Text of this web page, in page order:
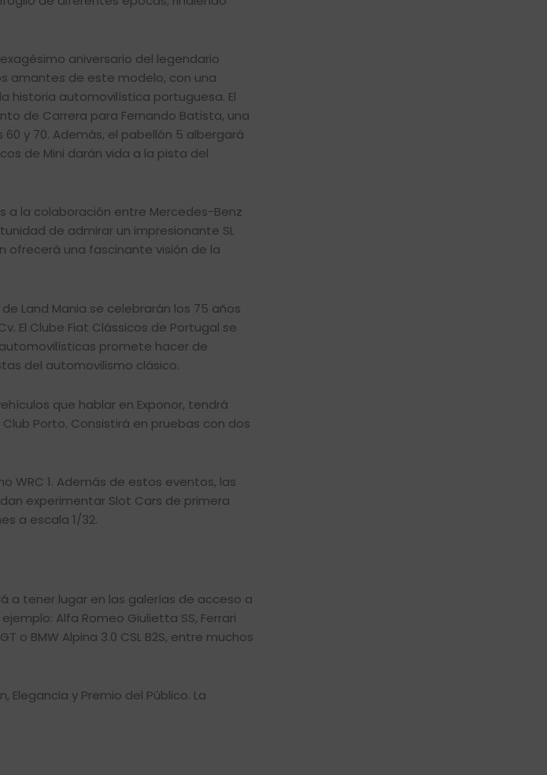
aniversario del legendario
amantes de este modelo, con una
historia automovilística portuguesa. El
de Carrera para Fernando Batista, una
y 70. Además, el pabellón 5 albergará
de Mini darán vida a la pista del
a la colaboración entre Mercedes-Benz
de admirar un impresionante SL
ofrecerá una fascinante visión de la
Land Mania se celebrarán los 75 años
El Clube Fiat Clássicos de Portugal se
promete hacer de
del automovilismo clásico.
que hablar en Exponor, tendrá
Porto. Consistirá en pruebas con dos
WRC 1. Además de estos eventos, las
experimentar Slot Cars de primera
a escala 1/32.
a tener lugar en las galerías de acceso a
Alfa Romeo Giulietta SS, Ferrari
o BMW Alpina 3.0 CSL B2S, entre muchos
y Premio del Público. La